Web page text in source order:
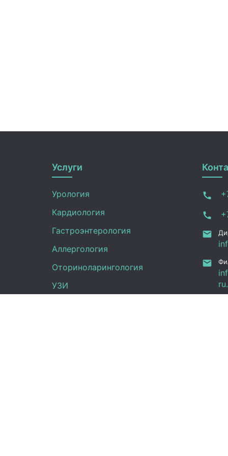
Услуги
Урология
Кардиология
Гастроэнтерология
Аллергология
Оториноларингология
УЗИ